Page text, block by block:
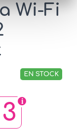
Wi-Fi
EN STOCK